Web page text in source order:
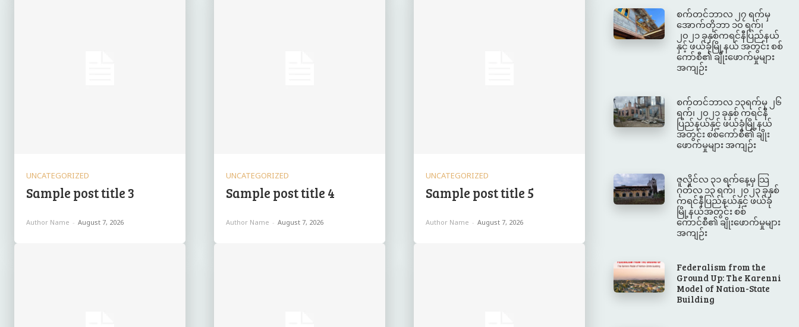
UNCATEGORIZED
Sample post title 3
Author Name - August 7, 2026
UNCATEGORIZED
Sample post title 4
Author Name - August 7, 2026
UNCATEGORIZED
Sample post title 5
Author Name - August 7, 2026
စက်တင်ဘာလ ၂၇ ရက်မှ
အောက်တိုဘာ ၁၀ ရက်၊
၂၀၂၁ ခုနှစ်ကရင်နီပြည်နယ်
နှင့် ဖယ်ခုံမြို့နယ် အတွင်း စစ်
ကော်စီ၏ ချိုးဖောက်မှုများ
အကျဉ်း
စက်တင်ဘာလ ၁၃ရက်မှ ၂၆
ရက်၊ ၂၀၂၁ ခုနှစ် ကရင်နီ
ပြည်နယ်နှင့် ဖယ်ခုံမြို့နယ်
အတွင်း စစ်ကော်စီ၏ ချိုး
ဖောက်မှုများ အကျဉ်း
ဇူလှိုင်လ ၃၁ ရက်နေ့မှ သြ
ဂုတ်လ ၁၃ ရက်၊ ၂၀၂၃ ခုနှစ်
ကရင်နီပြည်နယ်နှင့် ဖယ်ခုံ
မြို့နယ်အတွင်း စစ်
ကောင်စီ၏ ချိုးဖောက်မှုများ
အကျဉ်း
Federalism from the
Ground Up: The Karenni
Model of Nation-State
Building